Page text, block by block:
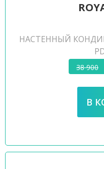
НАСТЕННЫЙ
38 900